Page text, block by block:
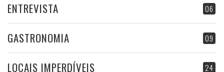
06
ENTREVISTA
09
GASTRONOMIA
24
LOCAIS IMPERDÍVEIS